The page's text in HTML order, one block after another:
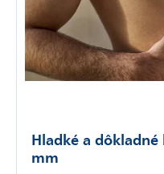
Hladké a
mm